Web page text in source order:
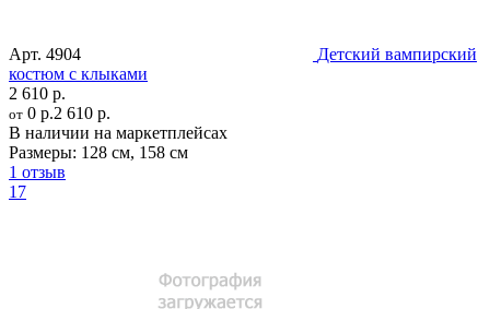
Арт. 4904
Детский вампирский
костюм с клыками
2 610 р.
от 0 р.2 610 р.
В наличии на маркетплейсах
Размеры: 128 см, 158 см
1 отзыв
17